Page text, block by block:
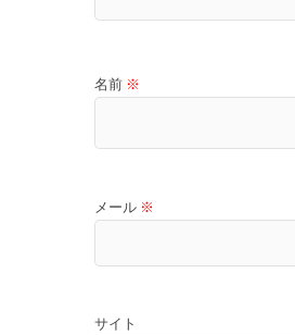
名前 ※
メール ※
サイト